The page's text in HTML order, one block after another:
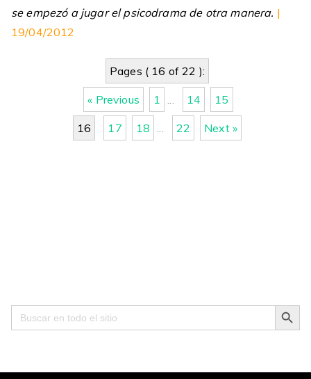
se empezó a jugar el psicodrama de otra manera. |
19/04/2012
Pages ( 16 of 22 ):
« Previous 1 ... 14 15
16 17 18 ... 22 Next »
Search
for:
Search Button